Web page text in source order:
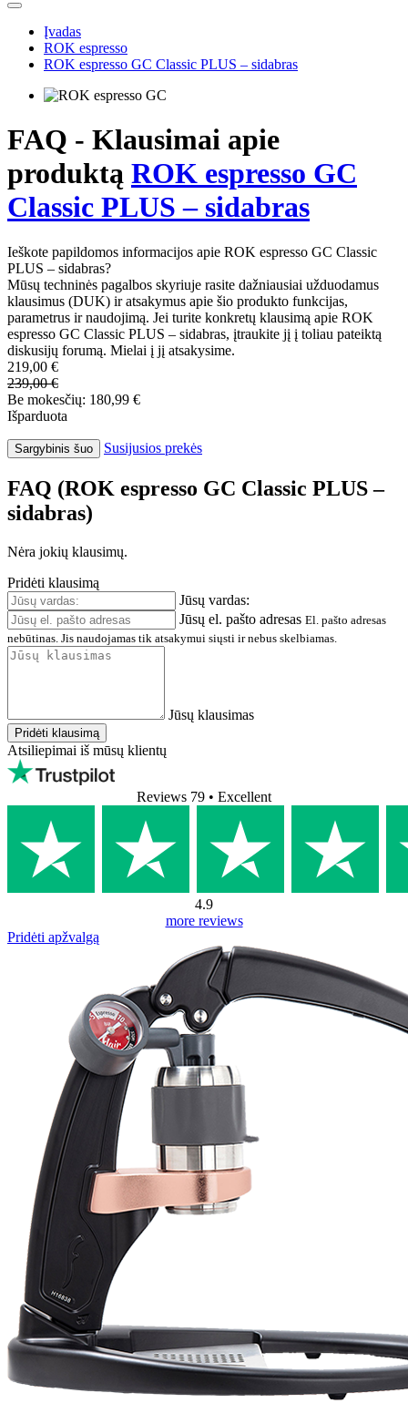
Įvadas
ROK espresso
ROK espresso GC Classic PLUS – sidabras
FAQ - Klausimai apie
produktą ROK espresso GC
Classic PLUS – sidabras
Ieškote papildomos informacijos apie ROK espresso GC Classic
PLUS – sidabras?
Mūsų techninės pagalbos skyriuje rasite dažniausiai užduodamus
klausimus (DUK) ir atsakymus apie šio produkto funkcijas,
parametrus ir naudojimą. Jei turite konkretų klausimą apie ROK
espresso GC Classic PLUS – sidabras, įtraukite jį į toliau pateiktą
diskusijų forumą. Mielai į jį atsakysime.
219,00 €
239,00 €
Be mokesčių: 180,99 €
Išparduota
Sargybinis šuo Susijusios prekės
FAQ (ROK espresso GC Classic PLUS –
sidabras)
Nėra jokių klausimų.
Pridėti klausimą
Jūsų vardas:
Jūsų el. pašto adresas El. pašto adresas
nebūtinas. Jis naudojamas tik atsakymui siųsti ir nebus skelbiamas.
Jūsų klausimas
Pridėti klausimą
Atsiliepimai iš mūsų klientų
Reviews 79 • Excellent
4.9
more reviews
Pridėti apžvalgą